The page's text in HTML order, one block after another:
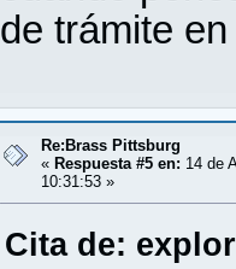
de trámite
Re:Brass Pittsburg
« Respuesta #5 en: 14 de
10:31:53 »
Cita de: